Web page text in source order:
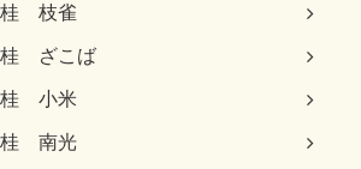
桂 枝雀
桂 ざこば
桂 小米
桂 南光